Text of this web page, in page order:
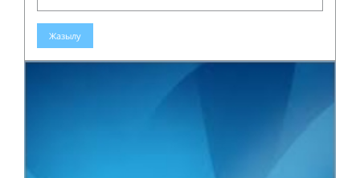
Жазылу